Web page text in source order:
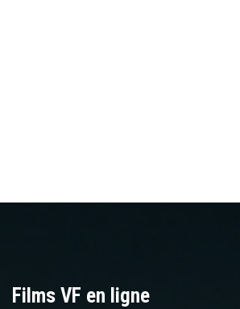
Films VF en ligne